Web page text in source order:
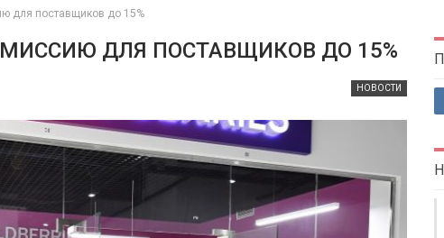
для поставщиков до 15%
ДЛЯ ПОСТАВЩИКОВ ДО 15%
НОВОСТИ